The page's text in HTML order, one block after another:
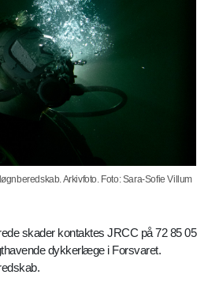
Arkivfoto. Foto: Sara-Sofie Villum
skader kontaktes JRCC på 72 85 05
dykkerlæge i Forsvaret.